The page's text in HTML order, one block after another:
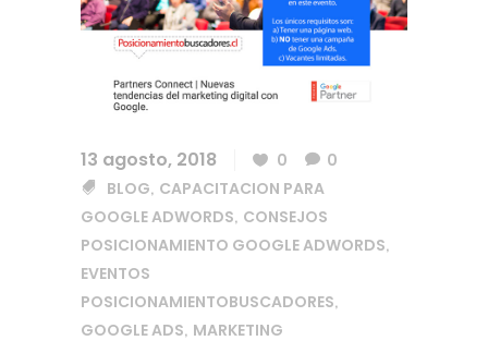
13 agosto, 2018 0
0
BLOG, CAPACITACION PARA
GOOGLE ADWORDS, CONSEJOS
POSICIONAMIENTO GOOGLE ADWORDS,
EVENTOS
POSICIONAMIENTOBUSCADORES,
GOOGLE ADS, MARKETING